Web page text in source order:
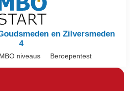
en Zilversmeden
4
MBO niveaus Beroepentest